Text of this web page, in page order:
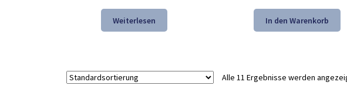
war:
104,35 €
ist:
70,98 €.
Weiterlesen
war:
67,48 €
ist:
42,99 €.
In den Warenkorb
Alle 11 Ergebnisse werden